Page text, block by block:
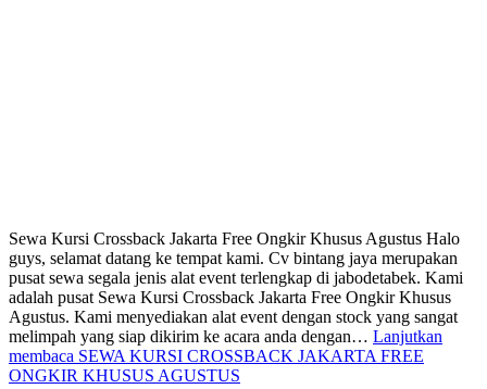
Sewa Kursi Crossback Jakarta Free Ongkir Khusus Agustus Halo
guys, selamat datang ke tempat kami. Cv bintang jaya merupakan
pusat sewa segala jenis alat event terlengkap di jabodetabek. Kami
adalah pusat Sewa Kursi Crossback Jakarta Free Ongkir Khusus
Agustus. Kami menyediakan alat event dengan stock yang sangat
melimpah yang siap dikirim ke acara anda dengan… Lanjutkan
membaca SEWA KURSI CROSSBACK JAKARTA FREE
ONGKIR KHUSUS AGUSTUS